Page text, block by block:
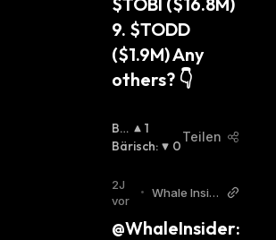
9. $TODD
($1.9M) Any
others? 👇
Bul
Lisc
1
Bärisch: 0
Teilen
2J
vor
•
Whale Insid
@WhaleInsider: